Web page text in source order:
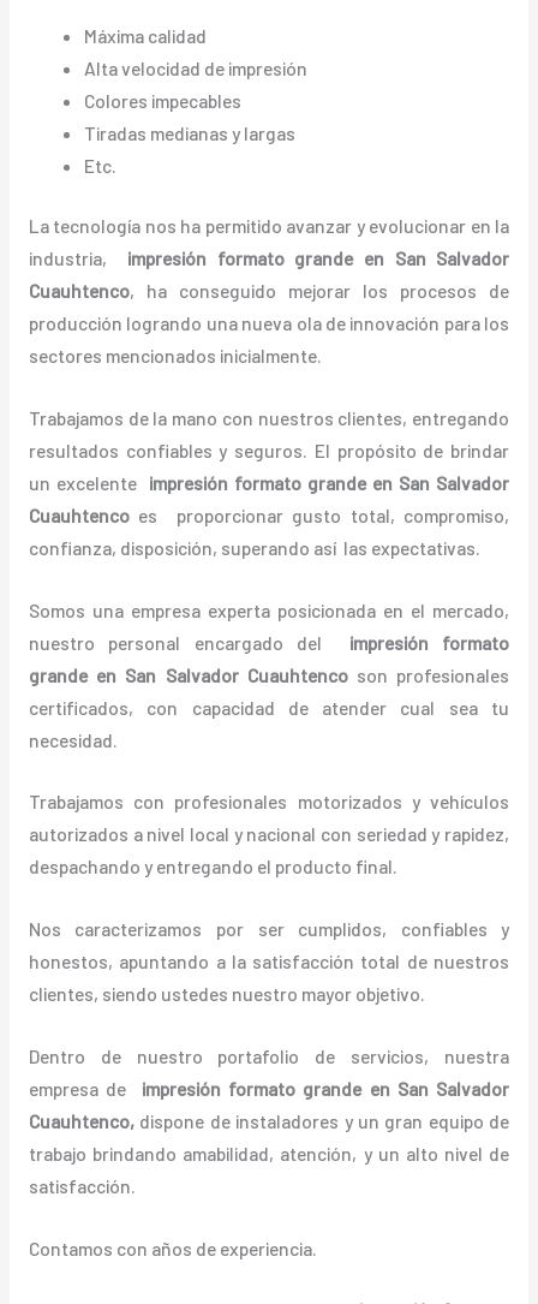
Máxima calidad
Alta velocidad de impresión
Colores impecables
Tiradas medianas y largas
Etc.
La tecnología nos ha permitido avanzar y evolucionar en la
industria, impresión formato grandeen San Salvador
Cuauhtenco, ha conseguido mejorar los procesos de
producción logrando una nueva ola de innovación para los
sectores mencionados inicialmente.
Trabajamos de la mano con nuestros clientes, entregando
resultados confiables y seguros. El propósito de brindar
un excelente impresión formato grandeen San Salvador
Cuauhtenco es proporcionar gusto total, compromiso,
confianza, disposición, superando así las expectativas.
Somos una empresa experta posicionada en el mercado,
nuestro personal encargado del impresión formato
grandeen San Salvador Cuauhtencoson profesionales
certificados, con capacidad de atender cual sea tu
necesidad.
Trabajamos con profesionales motorizados y vehículos
autorizados a nivel local y nacional con seriedad y rapidez,
despachando y entregando el producto final.
Nos caracterizamos por ser cumplidos, confiables y
honestos, apuntando a la satisfacción total de nuestros
clientes, siendo ustedes nuestro mayor objetivo.
Dentro de nuestro portafolio de servicios, nuestra
empresa de impresión formato grande en San Salvador
Cuauhtenco,dispone de instaladores y un gran equipo de
trabajo brindando amabilidad, atención, y un alto nivel de
satisfacción.
Contamos con años de experiencia.